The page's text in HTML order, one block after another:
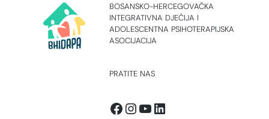
BOSANSKO-HERCEGOVAČKA
INTEGRATIVNA DJEČIJA I
ADOLESCENTNA PSIHOTERAPIJSKA
ASOCIJACIJA
PRATITE NAS
Facebook
Instagram
YouTube
LinkedIn